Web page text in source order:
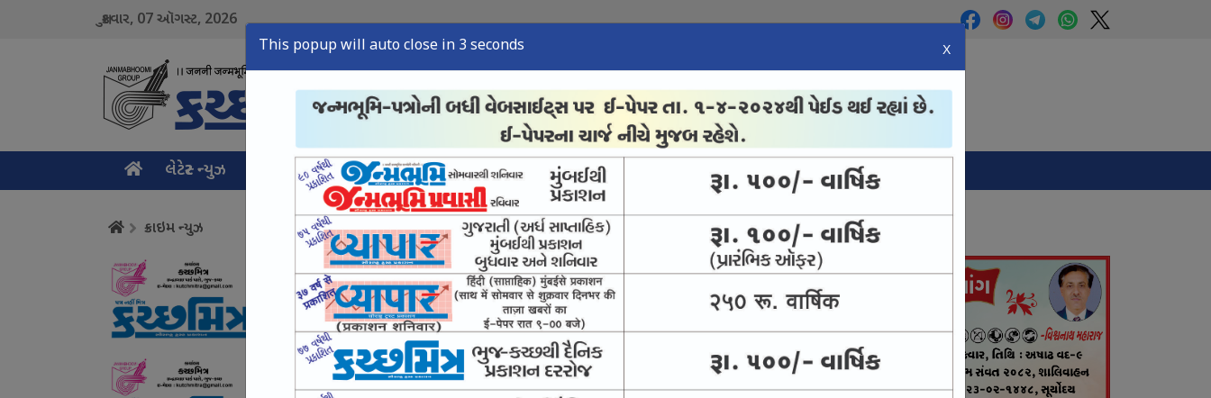
શુક્રવાર, 07ઑગસ્ટ, 2026
લેટેસ્ટ ન્યુઝ મુખ્ય સમાચાર ક્રાઇમ ન્યુઝ સ્પોર્ટ્સ ન્યુઝ તંત્રી લેખ ઈ-પેપર
This popup will auto close in 2 seconds X
ક્રાઇમ ન્યુઝ
સામખિયાળી : ચાલુ ટ્રેનમાં યુવાનના મોબાઇલની ચોરી
August 07, Fri, 2026
ભુજમાં વ્યાજખોરી અંગે પોલીસ ફરિયાદ દાખલ
Panchang